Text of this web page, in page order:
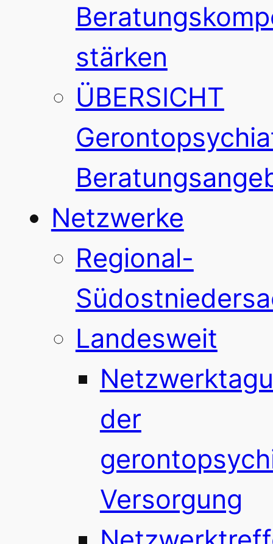
stärken
ÜBERSICHT
Netzwerke
Regional-
Landesweit
der
Versorgung